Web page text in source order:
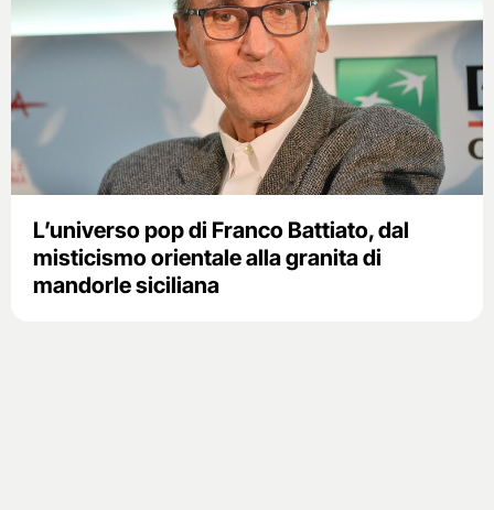
L’universo pop di Franco Battiato, dal
misticismo orientale alla granita di
mandorle siciliana